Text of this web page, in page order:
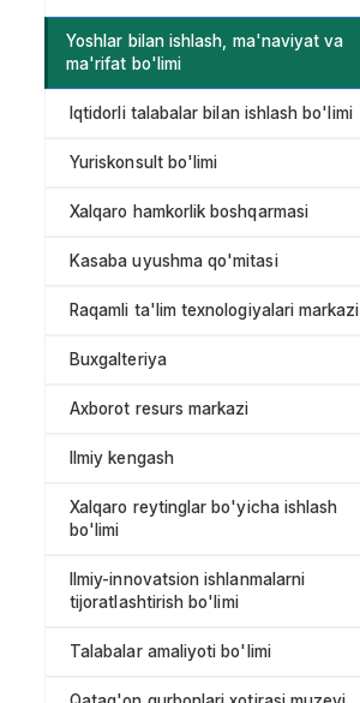
Yoshlar bilan ishlash, ma'naviyat va
ma'rifat bo'limi
Iqtidorli talabalar bilan ishlash bo'limi
Yuriskonsult bo'limi
Xalqaro hamkorlik boshqarmasi
Kasaba uyushma qo'mitasi
Raqamli ta'lim texnologiyalari markazi
Buxgalteriya
Axborot resurs markazi
Ilmiy kengash
Xalqaro reytinglar bo'yicha ishlash
bo'limi
Ilmiy-innovatsion ishlanmalarni
tijoratlashtirish bo'limi
Talabalar amaliyoti bo'limi